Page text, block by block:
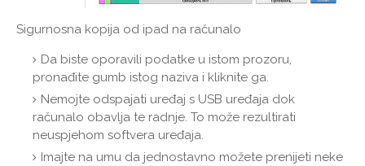
Sigurnosna kopija od ipad na računalo
Da biste oporavili podatke u istom prozoru,
pronađite gumb istog naziva i kliknite ga.
Nemojte odspajati uređaj s USB uređaja dok
računalo obavlja te radnje. To može rezultirati
neuspjehom softvera uređaja.
Imajte na umu da jednostavno možete prenijeti neke